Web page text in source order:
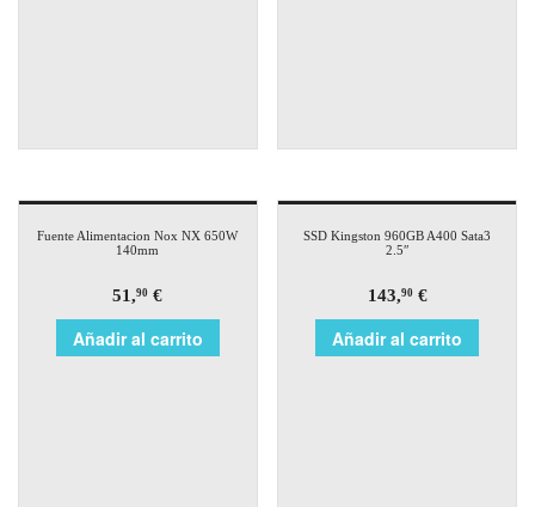
Fuente Alimentacion Nox NX 650W
140mm
51,90 €
Añadir al carrito
SSD Kingston 960GB A400 Sata3
2.5″
143,90€
Añadir al carrito